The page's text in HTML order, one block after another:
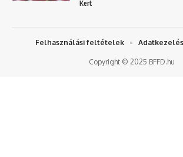
Kert
Copyright © 2025 BFFD.hu
Felhasználási feltételek